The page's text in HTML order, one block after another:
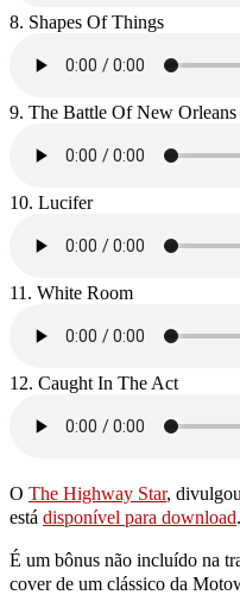
8. Shapes Of Things
9. The Battle Of New Orleans
10. Lucifer
11. White Room
12. Caught In The Act
O The Highway Star,
está disponível para download.
É um bônus não incluído na
cover de um clássico da